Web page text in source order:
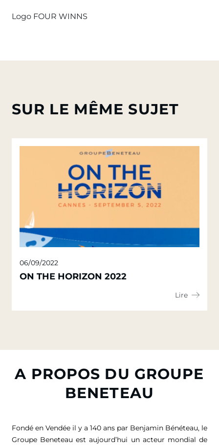
Logo FOUR WINNS
SUR LE MÊME SUJET
06/09/2022
ON THE HORIZON 2022
Lire
A PROPOS DU GROUPE
BENETEAU
Fondé en Vendée il y a 140 ans par Benjamin Bénéteau, le
Groupe Beneteau est aujourd’hui un acteur mondial de